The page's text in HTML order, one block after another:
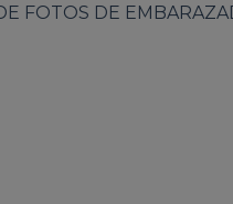
FOTOS DE